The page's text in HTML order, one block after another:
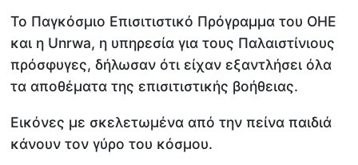
Το Παγκόσμιο Επισιτιστικό Πρόγραμμα του ΟΗΕ
και η Unrwa, η υπηρεσία για τους Παλαιστίνιους
πρόσφυγες, δήλωσαν ότι είχαν εξαντλήσει όλα
τα αποθέματα της επισιτιστικής βοήθειας.
Εικόνες με σκελετωμένα από την πείνα παιδιά
κάνουν τον γύρο του κόσμου.